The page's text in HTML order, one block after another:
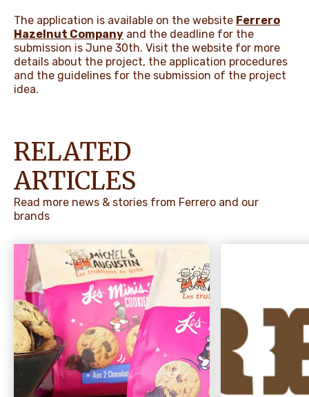
The application is available on the website Ferrero
Hazelnut Company and the deadline for the
submission is June 30th. Visit the website for more
details about the project, the application procedures
and the guidelines for the submission of the project
idea.
RELATED
ARTICLES
Read more news & stories from Ferrero and our
brands